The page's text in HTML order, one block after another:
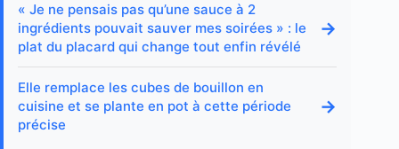
« Je ne pensais pas qu’une sauce à 2
ingrédients pouvait sauver mes soirées » : le
plat du placard qui change tout enfin révélé
→
Elle remplace les cubes de bouillon en
cuisine et se plante en pot à cette période
précise
→